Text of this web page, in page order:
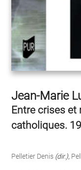
Jean-Marie
Entre crises
catholiques.
Pelletier Denis (dir.),